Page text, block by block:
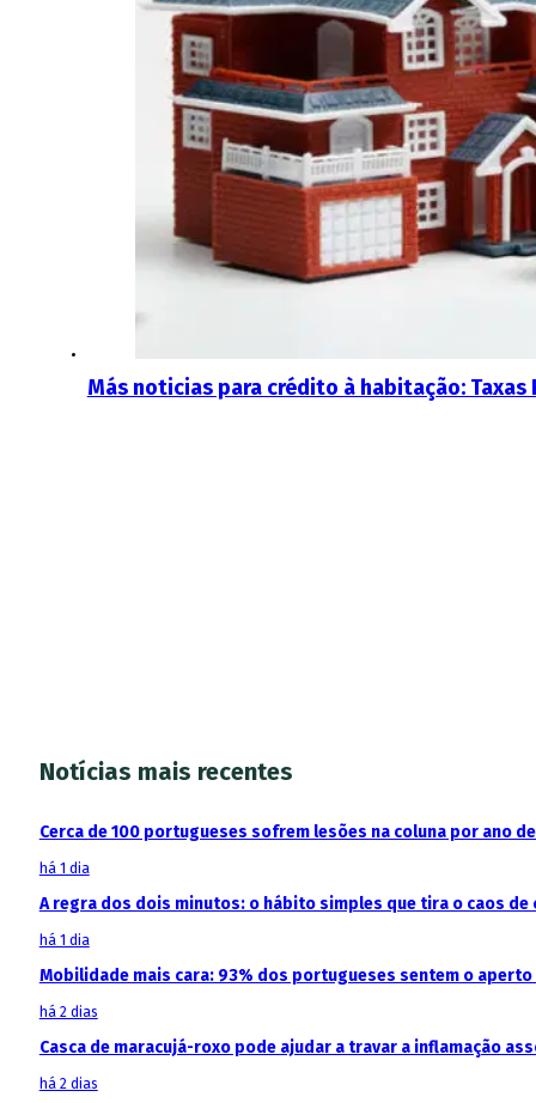
Más noticias para crédito à habitação:
Notícias mais recentes
Cerca de 100 portugueses sofrem lesões na coluna por ano
há 1 dia
A regra dos dois minutos: o hábito simples que tira o caos de
há 1 dia
Mobilidade mais cara: 93% dos portugueses sentem o
há 2 dias
Casca de maracujá-roxo pode ajudar a travar a inflamação
há 2 dias